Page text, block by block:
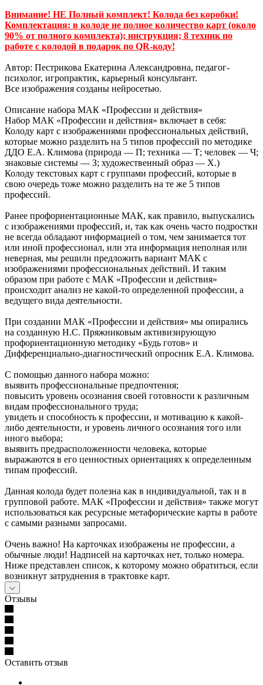
Внимание! НЕ Полный комплект! Колода без коробки!
Комплектация: в колоде не полное количество карт (около
90% от полного комплекта); инструкция; 8 техник по
работе с колодой в подарок по QR-коду!
Автор: Пестрикова Екатерина Александровна, педагог-
психолог, игропрактик, карьерный консультант.
Все изображения созданы нейросетью.
Описание набора МАК «Профессии и действия»
Набор МАК «Профессии и действия» включает в себя:
Колоду карт с изображениями профессиональных действий,
которые можно разделить на 5 типов профессий по методике
ДДО Е.А. Климова (природа — П; техника — Т; человек — Ч;
знаковые системы — З; художественный образ — Х.)
Колоду текстовых карт с группами профессий, которые в
свою очередь тоже можно разделить на те же 5 типов
профессий.
Ранее профориентационные МАК, как правило, выпускались
с изображениями профессий, и, так как очень часто подростки
не всегда обладают информацией о том, чем занимается тот
или иной профессионал, или эта информация неполная или
неверная, мы решили предложить вариант МАК с
изображениями профессиональных действий. И таким
образом при работе с МАК «Профессии и действия»
происходит анализ не какой-то определенной профессии, а
ведущего вида деятельности.
При создании МАК «Профессии и действия» мы опирались
на созданную Н.С. Пряжниковым активизирующую
профориентационную методику «Будь готов» и
Дифференциально-диагностический опросник Е.А. Климова.
С помощью данного набора можно:
выявить профессиональные предпочтения;
повысить уровень осознания своей готовности к различным
видам профессионального труда;
увидеть и способность к профессии, и мотивацию к какой-
либо деятельности, и уровень личного осознания того или
иного выбора;
выявить предрасположенности человека, которые
выражаются в его ценностных ориентациях к определенным
типам профессий.
Данная колода будет полезна как в индивидуальной, так и в
групповой работе. МАК «Профессии и действия» также могут
использоваться как ресурсные метафорические карты в работе
с самыми разными запросами.
Очень важно! На карточках изображены не профессии, а
обычные люди! Надписей на карточках нет, только номера.
Ниже представлен список, к которому можно обратиться, если
возникнут затруднения в трактовке карт.
Отзывы
Оставить отзыв